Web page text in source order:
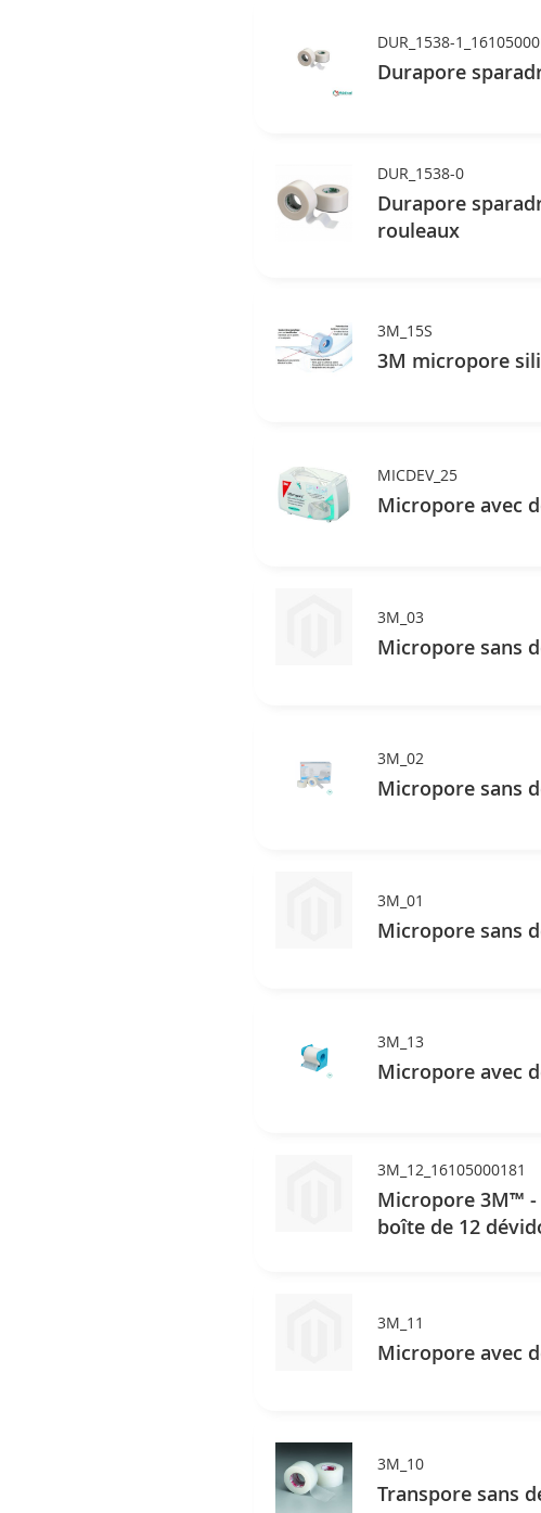
DUR_1538-
Durapore
DUR_1538-0
Durapore
rouleaux
3M_15S
3M micropore
MICDEV_25
Micropore avec
3M_03
Micropore sans
3M_02
Micropore sans
3M_01
Micropore sans
3M_13
Micropore avec
3M_12_16105000181
Micropore 3M™ -
boîte de 12
3M_11
Micropore avec
3M_10
Transpore sans